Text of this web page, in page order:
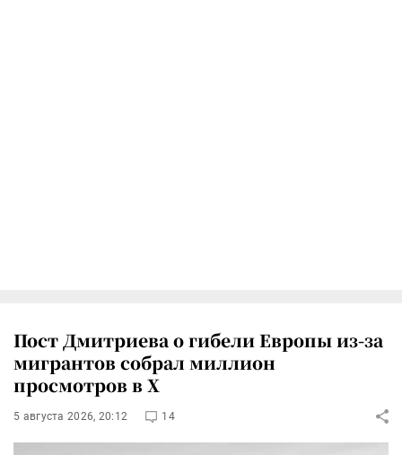
Пост Дмитриева о гибели Европы из-за
мигрантов собрал миллион
просмотров в X
5 августа 2026, 20:12 14